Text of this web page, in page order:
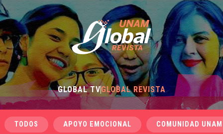
GLOBAL TVGLOBAL REVISTA
TODOS APOYO EMOCIONAL COMUNIDAD UNAM